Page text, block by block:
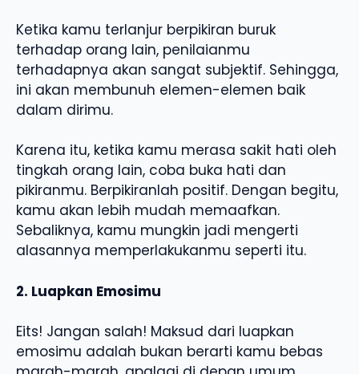
Ketika kamu terlanjur berpikiran buruk
terhadap orang lain, penilaianmu
terhadapnya akan sangat subjektif. Sehingga,
ini akan membunuh elemen-elemen baik
dalam dirimu.
Karena itu, ketika kamu merasa sakit hati oleh
tingkah orang lain, coba buka hati dan
pikiranmu. Berpikiranlah positif. Dengan begitu,
kamu akan lebih mudah memaafkan.
Sebaliknya, kamu mungkin jadi mengerti
alasannya memperlakukanmu seperti itu.
2. Luapkan Emosimu
Eits! Jangan salah! Maksud dari luapkan
emosimu adalah bukan berarti kamu bebas